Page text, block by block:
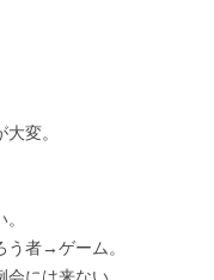
変。
う者→ゲーム。